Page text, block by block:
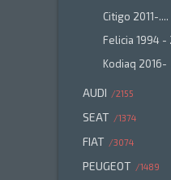
Citigo 2011-....
Felicia 1994 -
Kodiaq 2016-
AUDI 2155
SEAT 1374
FIAT 3074
PEUGEOT 1489